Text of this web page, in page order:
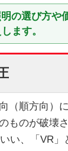
の選び方や
ます。
（順方向）
ものが破壊
い、「VR」